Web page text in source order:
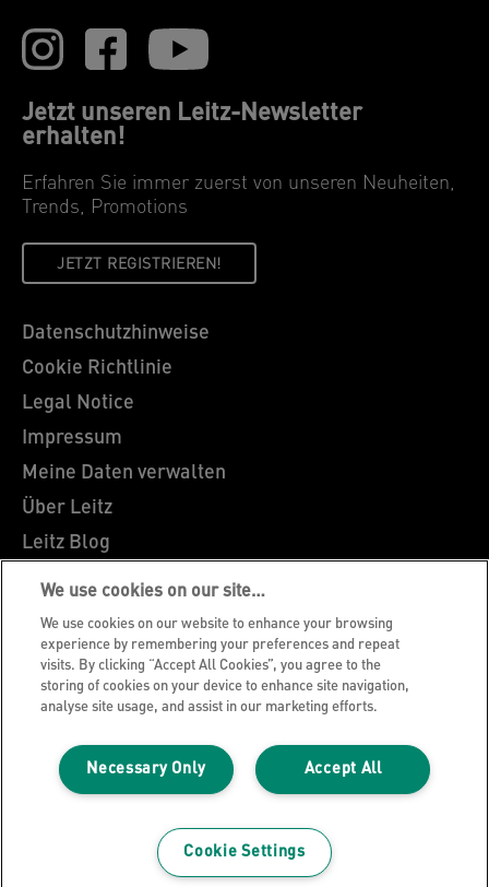
Jetzt unseren Leitz-Newsletter
erhalten!
Erfahren Sie immer zuerst von unseren Neuheiten,
Trends, Promotions
JETZT REGISTRIEREN!
Datenschutzhinweise
Cookie Richtlinie
Legal Notice
Impressum
Meine Daten verwalten
Über Leitz
Leitz Blog
Karriere
Leitz EasyPrint
Kundenservice
Hinweise zum Verpackungsrecycling
Garantiebedingungen
Konformitätserklärungen
Sitemap
©2026 ACCO Brands
We use cookies on our site…
We use cookies on our website to enhance your browsing
experience by remembering your preferences and repeat
visits. By clicking “Accept All Cookies”, you agree to the
storing of cookies on your device to enhance site navigation,
analyse site usage, and assist in our marketing efforts.
Accept All
Necessary Only
Cookie Settings